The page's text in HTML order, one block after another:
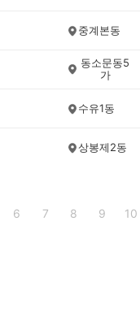
중계본동
동소문동5
가
수유1동
상봉제2동
6 7 8 9 10